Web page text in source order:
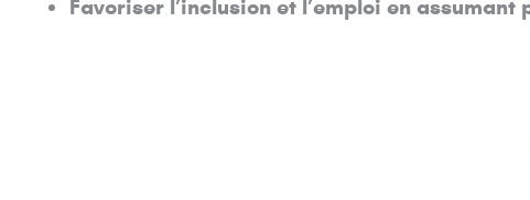
Favoriser l’inclusion et l’emploi en